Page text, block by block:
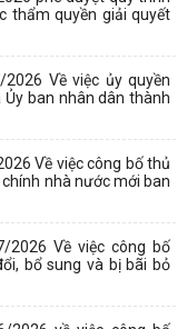
thẩm quyền giải quyết
Về việc ủy quyền
ban nhân dân thành
Về việc công bố thủ
nhà nước mới ban
2026 Về việc công bố
bổ sung và bị bãi bỏ